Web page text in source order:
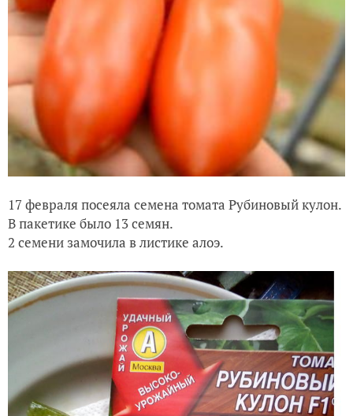
17 февраля посеяла семена томата Рубиновый кулон.
В пакетике было 13 семян.
2 семени замочила в листике алоэ.